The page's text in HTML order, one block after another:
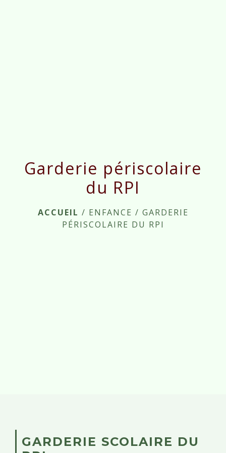
Garderie périscolaire
du RPI
ACCUEIL / ENFANCE / GARDERIE
PÉRISCOLAIRE DU RPI
GARDERIE SCOLAIRE DU